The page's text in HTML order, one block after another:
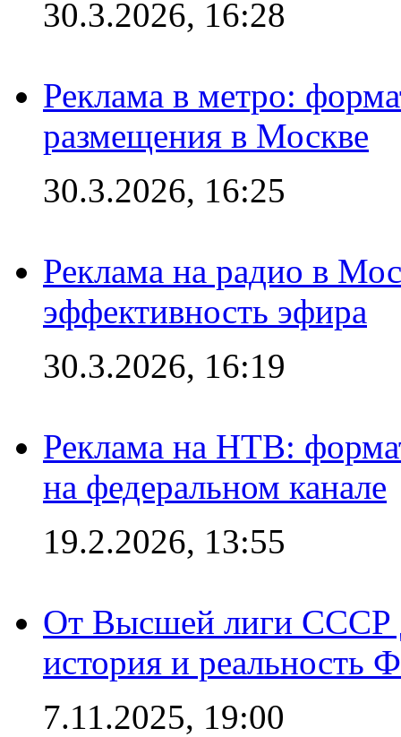
30.3.2026, 16:28
Реклама в метро:
размещения в Москве
30.3.2026, 16:25
Реклама на радио в
эффективность эфира
30.3.2026, 16:19
Реклама на НТВ:
на федеральном канале
19.2.2026, 13:55
От Высшей лиги СССР
история и реальность
7.11.2025, 19:00